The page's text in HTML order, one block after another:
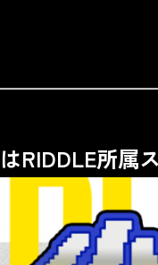
RIDDLE所属